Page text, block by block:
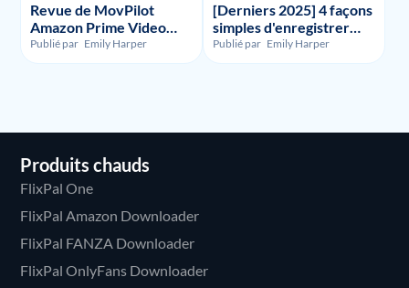
Revue de MovPilot
Amazon Prime Video
Downloader - Illégalité,
Utilisation et Prix
Publié par Emily Harper
[Derniers 2025] 4 façons
simples d'enregistrer
l'écran de HBO Max
Publié par Emily Harper
Produits chauds
FlixPal One
FlixPal Amazon Downloader
FlixPal FANZA Downloader
FlixPal OnlyFans Downloader